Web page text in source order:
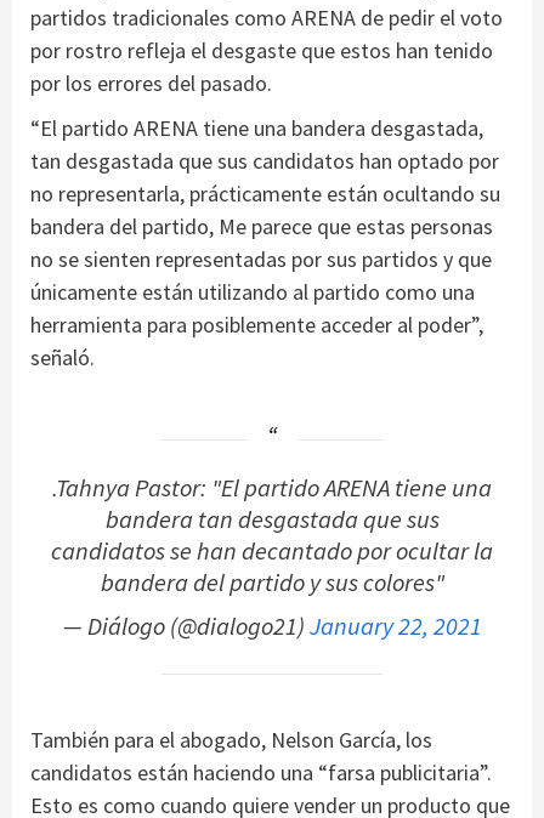
partidos tradicionales como ARENA de pedir el voto
por rostro refleja el desgaste que estos han tenido
por los errores del pasado.
“El partido ARENA tiene una bandera desgastada,
tan desgastada que sus candidatos han optado por
no representarla, prácticamente están ocultando su
bandera del partido, Me parece que estas personas
no se sienten representadas por sus partidos y que
únicamente están utilizando al partido como una
herramienta para posiblemente acceder al poder”,
señaló.
.Tahnya Pastor: "El partido ARENA tiene una
bandera tan desgastada que sus
candidatos se han decantado por ocultar la
bandera del partido y sus colores"
— Diálogo (@dialogo21)January 22, 2021
También para el abogado, Nelson García, los
candidatos están haciendo una “farsa publicitaria”.
Esto es como cuando quiere vender un producto que